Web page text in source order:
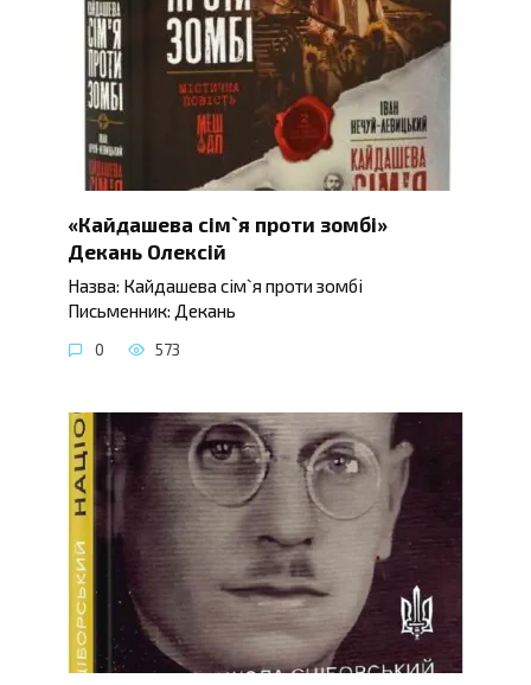
«Кайдашева сім`я проти зомбі»
Декань Олексій
Назва: Кайдашева сім`я проти зомбі
Письменник: Декань
0 573